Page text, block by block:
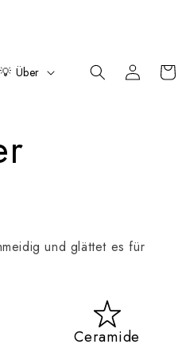
💡 Über Einloggen Wagen
und glättet es für
Ceramide